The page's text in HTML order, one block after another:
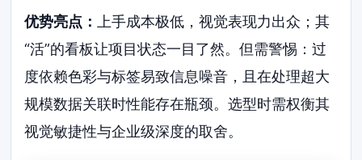
优势亮点：
上手成本极低，视觉表现力出众；其
“活”的看板让项目状态一目了然。但需警惕：过
度依赖色彩与标签易致信息噪音，且在处理超大
规模数据关联时性能存在瓶颈。选型时需权衡其
视觉敏捷性与企业级深度的取舍。